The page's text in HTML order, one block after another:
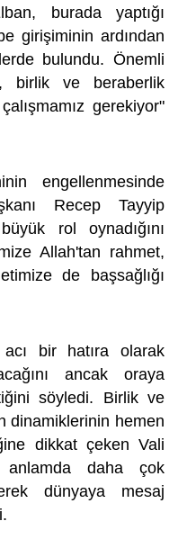
burada yaptığı
girişiminin ardından
bulundu. Önemli
birlik ve beraberlik
gerekiyor"
engellenmesinde
Recep Tayyip
rol oynadığını
Allah'tan rahmet,
de başsağlığı
bir hatıra olarak
ancak oraya
söyledi. Birlik ve
dinamiklerinin hemen
dikkat çeken Vali
anlamda daha çok
dünyaya mesaj